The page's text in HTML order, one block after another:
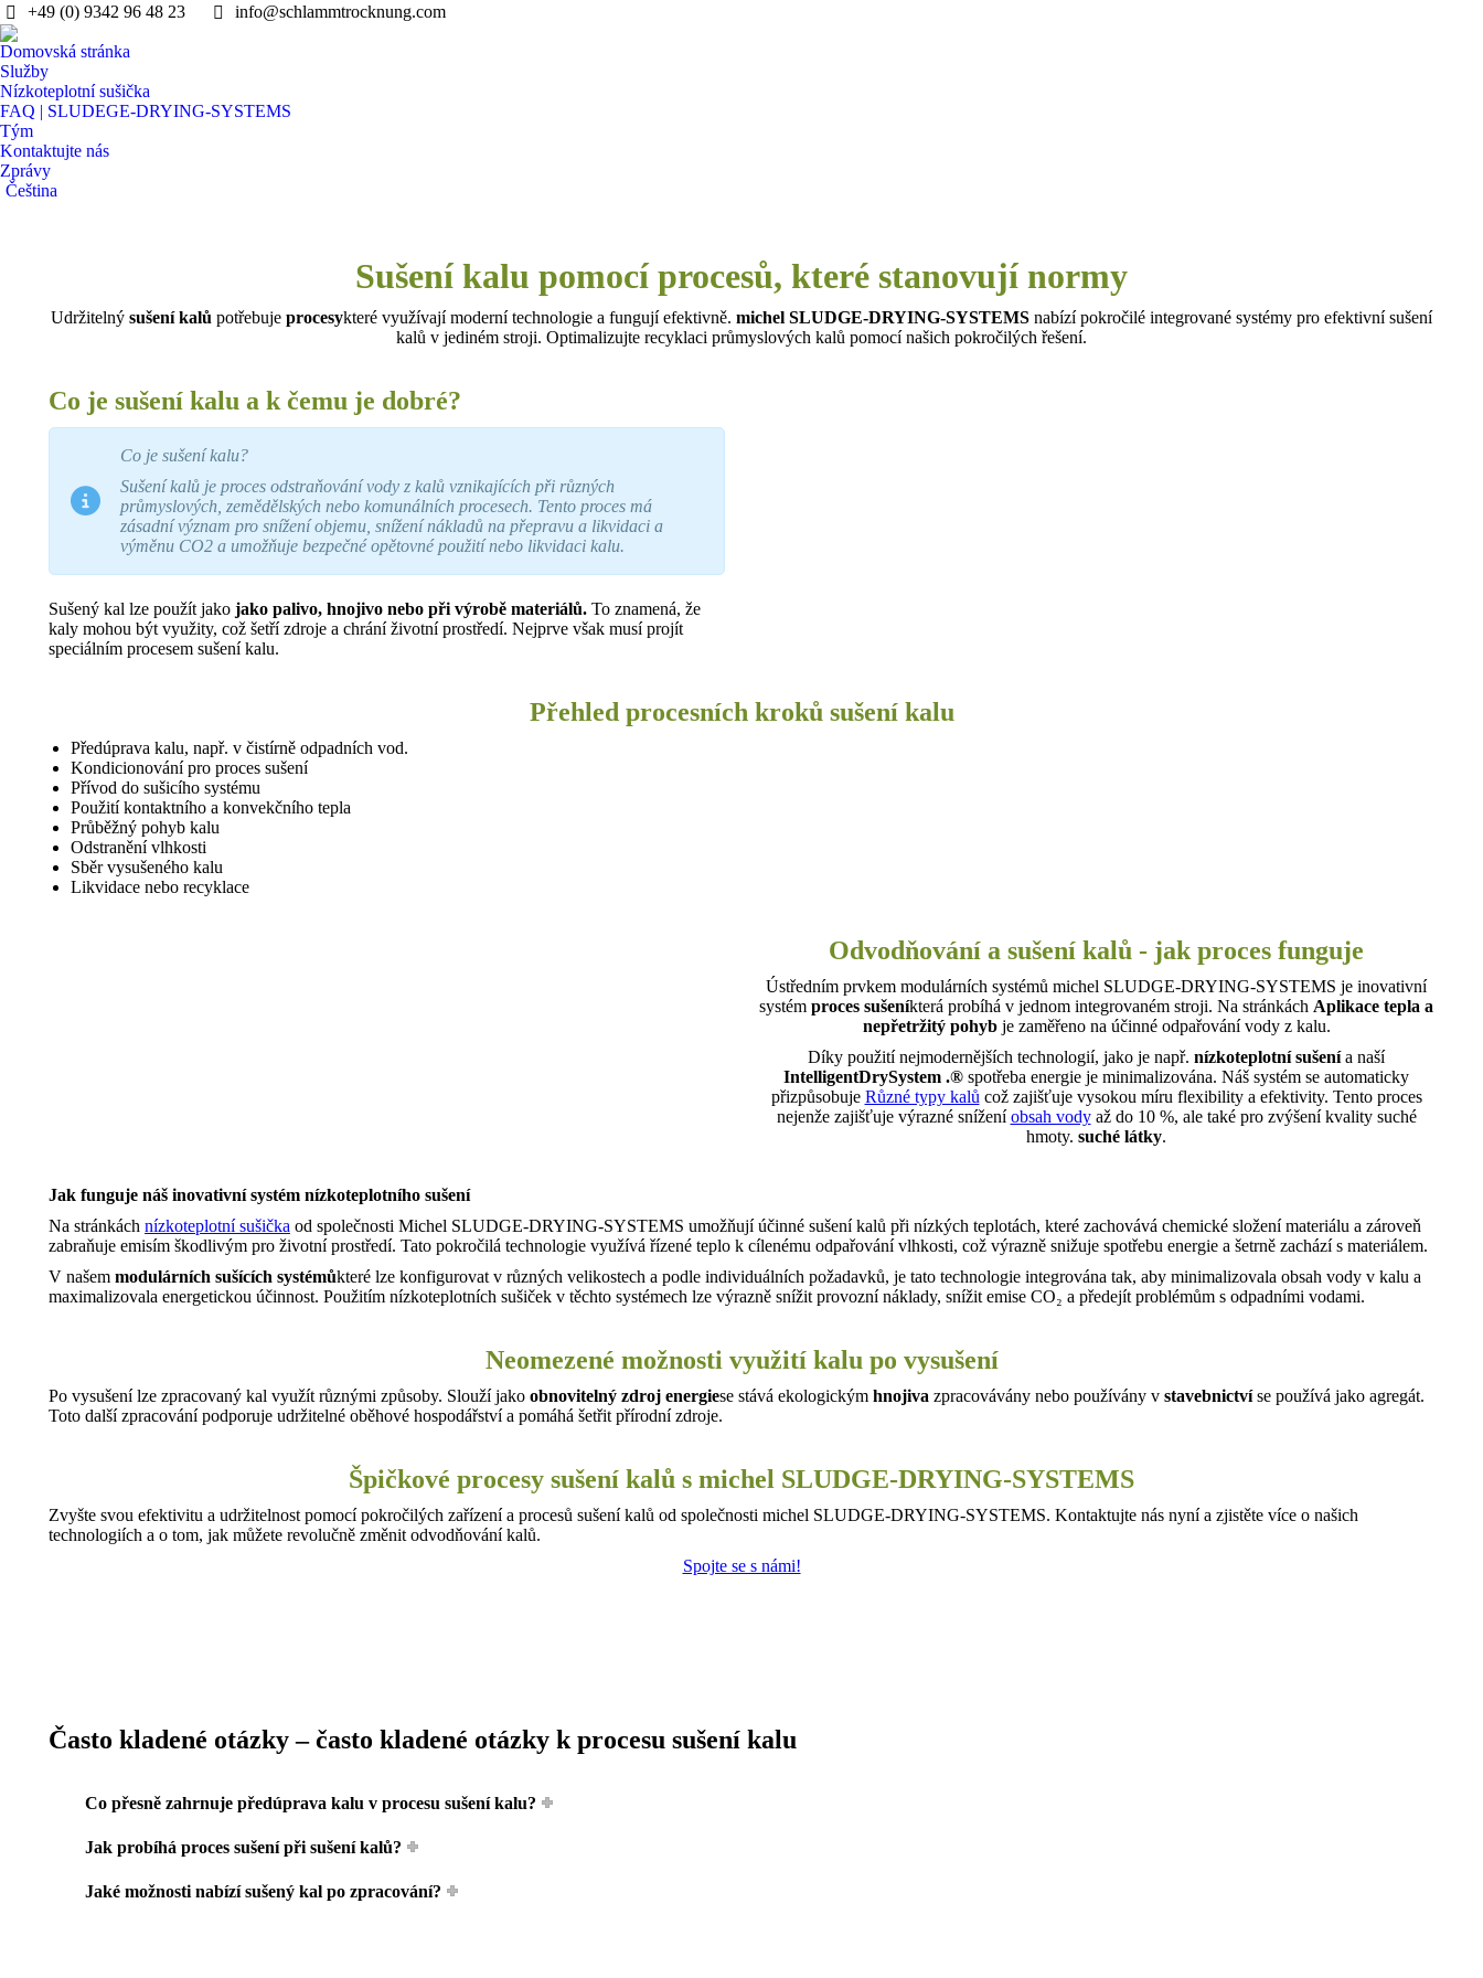
+49 (0) 9342 96 48 23 info@schlammtrocknung.com
Domovská stránka
Služby
Nízkoteplotní sušička
FAQ | SLUDEGE-DRYING-SYSTEMS
Tým
Kontaktujte nás
Zprávy
Čeština
Sušení kalu pomocí procesů, které stanovují normy
Udržitelný sušení kalů potřebuje procesykteré využívají moderní technologie a fungují efektivně. michel SLUDGE-DRYING-SYSTEMS nabízí pokročilé integrované systémy pro efektivní sušení
kalů v jediném stroji. Optimalizujte recyklaci průmyslových kalů pomocí našich pokročilých řešení.
Co je sušení kalu a k čemu je dobré?
Co je sušení kalu?
Sušení kalů je proces odstraňování vody z kalů vznikajících při různých
průmyslových, zemědělských nebo komunálních procesech. Tento proces má
zásadní význam pro snížení objemu, snížení nákladů na přepravu a likvidaci a
výměnu CO2 a umožňuje bezpečné opětovné použití nebo likvidaci kalu.
Sušený kal lze použít jako jako palivo, hnojivo nebo při výrobě materiálů. To znamená, že
kaly mohou být využity, což šetří zdroje a chrání životní prostředí. Nejprve však musí projít
speciálním procesem sušení kalu.
Přehled procesních kroků sušení kalu
Předúprava kalu, např. v čistírně odpadních vod.
Kondicionování pro proces sušení
Přívod do sušicího systému
Použití kontaktního a konvekčního tepla
Průběžný pohyb kalu
Odstranění vlhkosti
Sběr vysušeného kalu
Likvidace nebo recyklace
Odvodňování a sušení kalů - jak proces funguje
Ústředním prvkem modulárních systémů michel SLUDGE-DRYING-SYSTEMS je inovativní
systém proces sušeníkterá probíhá v jednom integrovaném stroji. Na stránkách Aplikace tepla a
nepřetržitý pohyb je zaměřeno na účinné odpařování vody z kalu.
Díky použití nejmodernějších technologií, jako je např. nízkoteplotní sušenía naší
IntelligentDrySystem .® spotřeba energie je minimalizována. Náš systém se automaticky
přizpůsobuje Různé typy kalů což zajišťuje vysokou míru flexibility a efektivity. Tento proces
nejenže zajišťuje výrazné sníženíobsah vodyaž do 10 %, ale také pro zvýšení kvality suché
hmoty. suché látky.
Jak funguje náš inovativní systém nízkoteplotního sušení
Na stránkách nízkoteplotní sušička od společnosti Michel SLUDGE-DRYING-SYSTEMS umožňují účinné sušení kalů při nízkých teplotách, které zachovává chemické složení materiálu a zároveň
zabraňuje emisím škodlivým pro životní prostředí. Tato pokročilá technologie využívá řízené teplo k cílenému odpařování vlhkosti, což výrazně snižuje spotřebu energie a šetrně zachází s materiálem.
V našem modulárních sušících systémůkteré lze konfigurovat v různých velikostech a podle individuálních požadavků, je tato technologie integrována tak, aby minimalizovala obsah vody v kalu a
maximalizovala energetickou účinnost. Použitím nízkoteplotních sušiček v těchto systémech lze výrazně snížit provozní náklady, snížit emise CO₂ a předejít problémům s odpadními vodami.
Neomezené možnosti využití kalu po vysušení
Po vysušení lze zpracovaný kal využít různými způsoby. Slouží jako obnovitelný zdroj energiese stává ekologickým hnojiva zpracovávány nebo používány v stavebnictvíse používá jako agregát.
Toto další zpracování podporuje udržitelné oběhové hospodářství a pomáhá šetřit přírodní zdroje.
Špičkové procesy sušení kalů s michel SLUDGE-DRYING-SYSTEMS
Zvyšte svou efektivitu a udržitelnost pomocí pokročilých zařízení a procesů sušení kalů od společnosti michel SLUDGE-DRYING-SYSTEMS. Kontaktujte nás nyní a zjistěte více o našich
technologiích a o tom, jak můžete revolučně změnit odvodňování kalů.
Spojte se s námi!
Často kladené otázky – často kladené otázky k procesu sušení kalu
Co přesně zahrnuje předúprava kalu v procesu sušení kalu?
Jak probíhá proces sušení při sušení kalů?
Jaké možnosti nabízí sušený kal po zpracování?